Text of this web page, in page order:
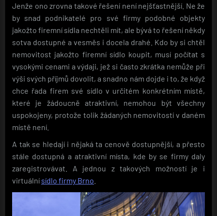
Jenže ono zrovna takové řešení není nejšťastnější. Ne že
by snad podnikatelé pro své firmy podobné objekty
jakožto firemní sídla nechtěli mít, ale bývá to řešení někdy
sotva dostupné a vesměs i docela drahé. Kdo by si chtěl
nemovitost jakožto firemní sídlo koupit, musí počítat s
vysokými cenami a výdaji, jež si často zkrátka nemůže při
výši svých příjmů dovolit, a snadno nám dojde i to, že když
chce řada firem své sídlo v určitém konkrétním místě,
které je žádoucně atraktivní, nemohou být všechny
uspokojeny, protože tolik žádaných nemovitostí v daném
místě není.
A tak se hledají i nějaká ta cenově dostupnější, a přesto
stále dostupná a atraktivní místa, kde by se firmy daly
zaregistrovávat. A jednou z takových možností je i
virtuální sídlo firmy Brno